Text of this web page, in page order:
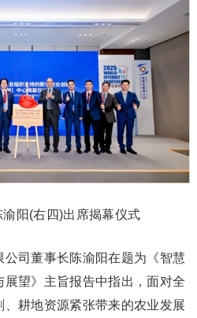
阳(右四)出席揭幕仪式
司董事长陈渝阳在题为《智慧
望》主旨报告中指出，面对全
耕地资源紧张带来的农业发展